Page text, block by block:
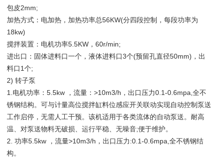
包皮2mm;
加热方式：电加热，加热功率总56KW(分四段控制，每段功率为
18kw)
搅拌装置：电机功率5.5KW，60r/min;
进出口：固体进料口一个，液体进料口3个(预留孔直径50mm)，出
料口1个;
2) 转子泵
1.电机功率：5.5kw ，流量：>10m3/h，出口压力0.1-0.6mpa,全不
锈钢结构。可与计量高位搅拌缸料位感应开关联动实现自动控制泵送
工作启停，无需人工干预。该机适用于各类流体的自动泵送。耐高
温、对泵送物料无破损、运行平稳、无噪音;便于维护。
2. 功率5.5kw ，流量>10m3/h，出口压力:0.1-0.6mpa,全不锈钢结
构。